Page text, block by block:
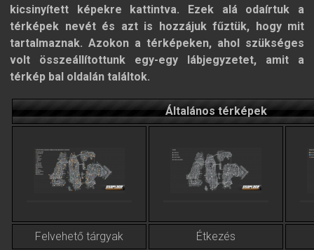
kicsinyített képekre kattintva. Ezek alá odaírtuk a
térképek nevét és azt is hozzájuk fűztük, hogy mit
tartalmaznak. Azokon a térképeken, ahol szükséges
volt összeállítottunk egy-egy lábjegyzetet, amit a
térkép bal oldalán találtok.
Általános térképek
Felvehető tárgyak Étkezés